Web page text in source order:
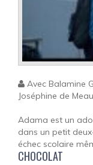
Avec Balamine
Joséphine de
Adama est un
dans un petit
échec scolaire
CHOCOLAT